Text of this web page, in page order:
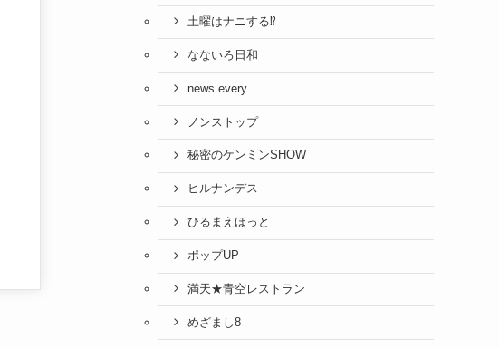
土曜はナニする⁉
なないろ日和
news every.
ノンストップ
秘密のケンミンSHOW
ヒルナンデス
ひるまえほっと
ポップUP
満天★青空レストラン
めざまし8